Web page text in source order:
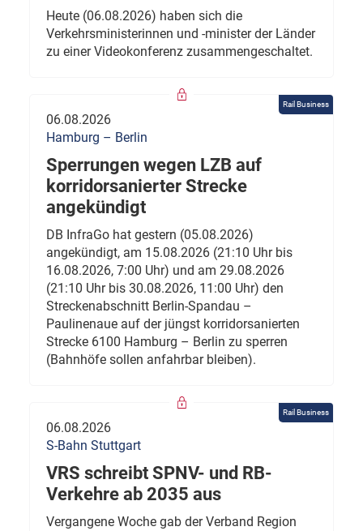
Heute (06.08.2026) haben sich die
Verkehrsministerinnen und -minister der Länder
zu einer Videokonferenz zusammengeschaltet.
Rail Business
06.08.2026
Hamburg – Berlin
Sperrungen wegen LZB auf
korridorsanierter Strecke
angekündigt
DB InfraGo hat gestern (05.08.2026)
angekündigt, am 15.08.2026 (21:10 Uhr bis
16.08.2026, 7:00 Uhr) und am 29.08.2026
(21:10 Uhr bis 30.08.2026, 11:00 Uhr) den
Streckenabschnitt Berlin-Spandau –
Paulinenaue auf der jüngst korridorsanierten
Strecke 6100 Hamburg – Berlin zu sperren
(Bahnhöfe sollen anfahrbar bleiben).
Rail Business
06.08.2026
S-Bahn Stuttgart
VRS schreibt SPNV- und RB-
Verkehre ab 2035 aus
Vergangene Woche gab der Verband Region